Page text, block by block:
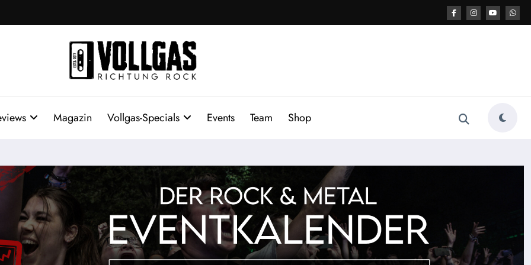
Magazin Vollgas-Specials Events Team Shop